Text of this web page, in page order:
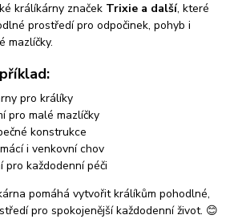
králíkárny značek Trixie a další, které
prostředí pro odpočinek, pohyb i
mazlíčky.
pro králíky
pro malé mazlíčky
konstrukce
i venkovní chov
pro každodenní péči
pomáhá vytvořit králíkům pohodlné,
pro spokojenější každodenní život. 😊